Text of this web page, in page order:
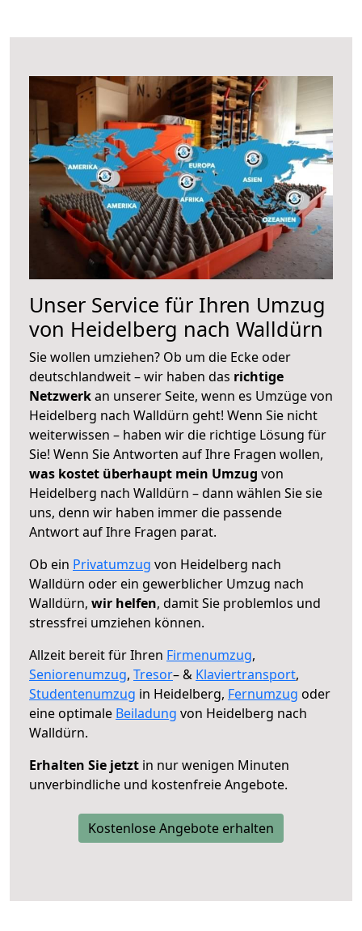
Unser Service für Ihren Umzug
von Heidelberg nach Walldürn
Sie wollen umziehen? Ob um die Ecke oder
deutschlandweit – wir haben das richtige
Netzwerkan unserer Seite, wenn es Umzüge von
Heidelberg nach Walldürn geht! Wenn Sie nicht
weiterwissen – haben wir die richtige Lösung für
Sie! Wenn Sie Antworten auf Ihre Fragen wollen,
was kostet überhaupt mein Umzug von
Heidelberg nach Walldürn – dann wählen Sie sie
uns, denn wir haben immer die passende
Antwort auf Ihre Fragen parat.
Ob ein Privatumzug von Heidelberg nach
Walldürn oder ein gewerblicher Umzug nach
Walldürn, wir helfen, damit Sie problemlos und
stressfrei umziehen können.
Allzeit bereit für Ihren Firmenumzug,
Seniorenumzug, Tresor– & Klaviertransport,
Studentenumzug in Heidelberg, Fernumzug oder
eine optimale Beiladung von Heidelberg nach
Walldürn.
Erhalten Sie jetzt in nur wenigen Minuten
unverbindliche und kostenfreie Angebote.
Kostenlose Angebote erhalten